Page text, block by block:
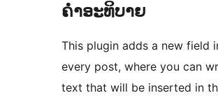
ຄຳອະທິບາຍ
This plugin adds a new field
every post, where you can
text that will be inserted in